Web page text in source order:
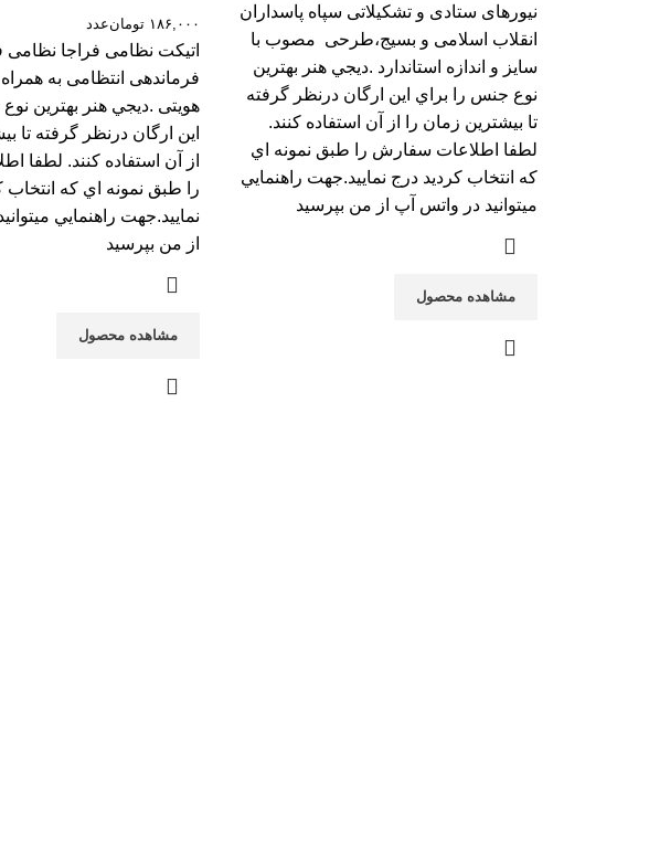
نیورهای ستادی و تشکیلاتی سپاه پاسداران
انقلاب اسلامی و بسیج،طرحی مصوب با
سایز و اندازه استاندارد .ديجي هنر بهترين
نوع جنس را براي اين ارگان درنظر گرفته
تا بيشترين زمان را از آن استفاده کنند.
لطفا اطلاعات سفارش را طبق نمونه اي
که انتخاب کرديد درج نماييد.جهت راهنمايي
ميتوانيد در واتس آپ از من بپرسيد
مشاهده محصول
۱۸۶,۰۰۰ تومانعدد
اتيکت نظامی فراجا
فرماندهی انتظامی به
هویتی .ديجي هنر بهترين
اين ارگان درنظر گرفته تا
از آن استفاده کنند. لطفا
را طبق نمونه اي که انتخاب
نماييد.جهت راهنمايي
از من بپرسيد
مشاهده محصول